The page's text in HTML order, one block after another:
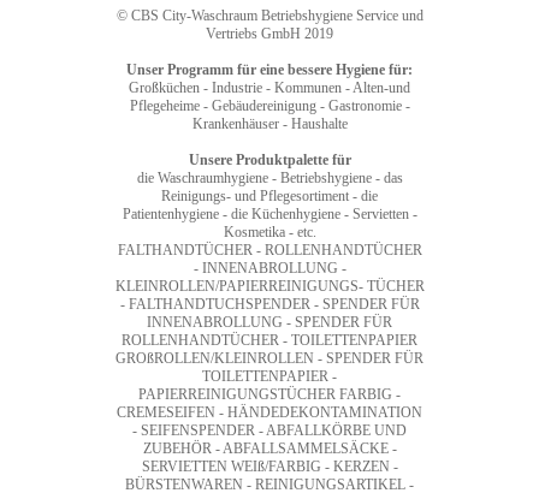
© CBS City-Waschraum Betriebshygiene Service und
Vertriebs GmbH 2019
Unser Programm für eine bessere Hygiene für:
Großküchen - Industrie - Kommunen - Alten-und
Pflegeheime - Gebäudereinigung - Gastronomie -
Krankenhäuser - Haushalte
Unsere Produktpalette für
die Waschraumhygiene - Betriebshygiene - das
Reinigungs- und Pflegesortiment - die
Patientenhygiene - die Küchenhygiene - Servietten -
Kosmetika - etc.
FALTHANDTÜCHER - ROLLENHANDTÜCHER
- INNENABROLLUNG -
KLEINROLLEN/PAPIERREINIGUNGS- TÜCHER
- FALTHANDTUCHSPENDER - SPENDER FÜR
INNENABROLLUNG - SPENDER FÜR
ROLLENHANDTÜCHER - TOILETTENPAPIER
GROßROLLEN/KLEINROLLEN - SPENDER FÜR
TOILETTENPAPIER -
PAPIERREINIGUNGSTÜCHER FARBIG -
CREMESEIFEN - HÄNDEDEKONTAMINATION
- SEIFENSPENDER - ABFALLKÖRBE UND
ZUBEHÖR - ABFALLSAMMELSÄCKE -
SERVIETTEN WEIß/FARBIG - KERZEN -
BÜRSTENWAREN - REINIGUNGSARTIKEL -